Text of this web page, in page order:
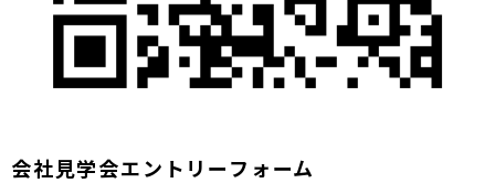
会社見学会エントリーフォーム